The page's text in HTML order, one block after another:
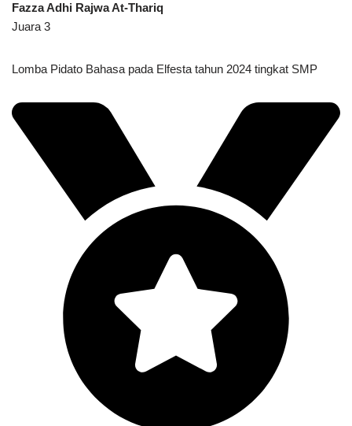
Fazza Adhi Rajwa At-Thariq
Juara 3
Lomba Pidato Bahasa pada Elfesta tahun 2024 tingkat SMP